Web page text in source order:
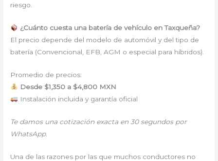
riesgo.
¿Cuánto cuesta una batería de vehículo en Taxqueña?
El precio depende del modelo de automóvil y del tipo de
batería (Convencional, EFB, AGM o especial para híbridos).
Promedio de precios:
Desde $1,350 a $4,800 MXN
Instalación incluida y garantía oficial
Te damos una cotización exacta en 30 segundos por
WhatsApp.
Una de las razones por las que muchos conductores no